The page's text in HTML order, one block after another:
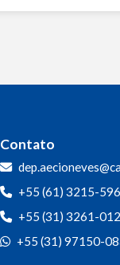
Contato
+55 (61) 3215-
+55 (31) 3261-
+55 (31) 97150-